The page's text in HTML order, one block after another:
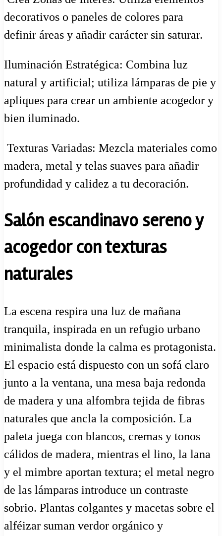
decorativos o paneles de colores para
definir áreas y añadir carácter sin saturar.
Iluminación Estratégica: Combina luz
natural y artificial; utiliza lámparas de pie y
apliques para crear un ambiente acogedor y
bien iluminado.
️ Texturas Variadas: Mezcla materiales como
madera, metal y telas suaves para añadir
profundidad y calidez a tu decoración.
Salón escandinavo sereno y
acogedor con texturas
naturales
La escena respira una luz de mañana
tranquila, inspirada en un refugio urbano
minimalista donde la calma es protagonista.
El espacio está dispuesto con un sofá claro
junto a la ventana, una mesa baja redonda
de madera y una alfombra tejida de fibras
naturales que ancla la composición. La
paleta juega con blancos, cremas y tonos
cálidos de madera, mientras el lino, la lana
y el mimbre aportan textura; el metal negro
de las lámparas introduce un contraste
sobrio. Plantas colgantes y macetas sobre el
alféizar suman verdor orgánico y